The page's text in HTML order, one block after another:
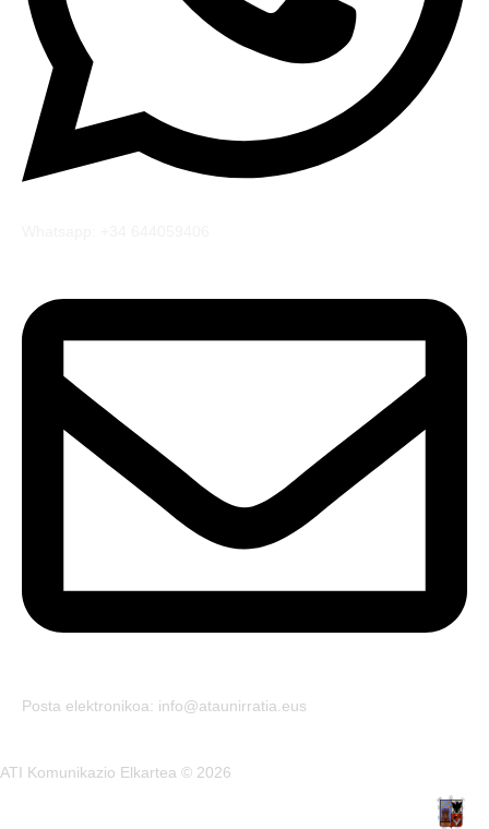
Posta elektronikoa: info@ataunirratia.eus
ATI Komunikazio Elkartea © 2026